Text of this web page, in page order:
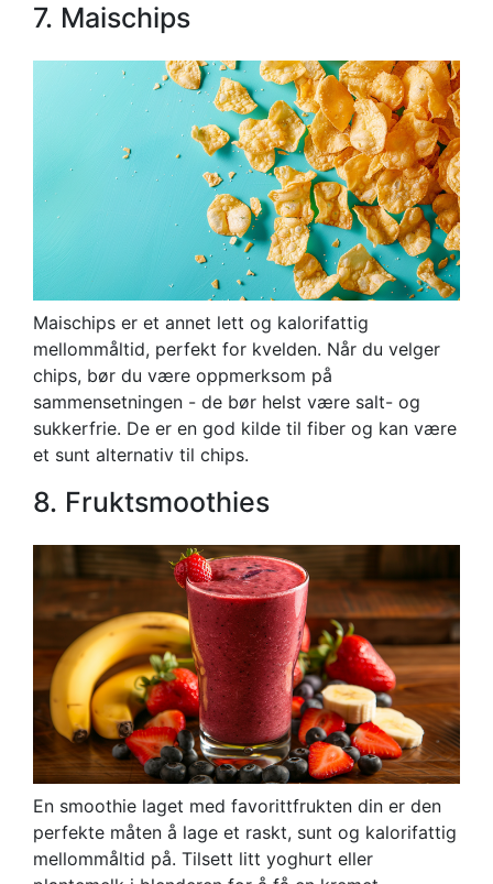
7. Maischips
Maischips er et annet lett og kalorifattig
mellommåltid, perfekt for kvelden. Når du velger
chips, bør du være oppmerksom på
sammensetningen - de bør helst være salt- og
sukkerfrie. De er en god kilde til fiber og kan være
et sunt alternativ til chips.
8. Fruktsmoothies
En smoothie laget med favorittfrukten din er den
perfekte måten å lage et raskt, sunt og kalorifattig
mellommåltid på. Tilsett litt yoghurt eller